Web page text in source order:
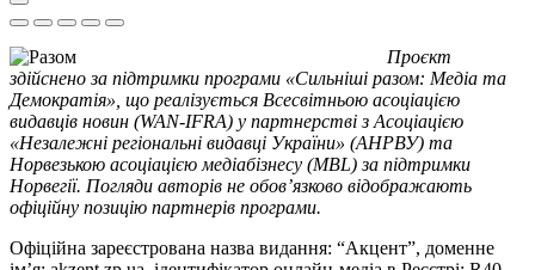
Проєкт
здійснено за підтримки програми «Сильніші разом: Медіа та
Демократія», що реалізується Всесвітньою асоціацією
видавців новин (WAN-IFRA) у партнерстві з Асоціацією
«Незалежні регіональні видавці України» (АНРВУ) та
Норвезькою асоціацією медіабізнесу (MBL) за підтримки
Норвегії. Погляди авторів не обов’язково відображають
офіційну позицію партнерів програми.
Офіційна зареєстрована назва видання: “Акцент”, доменне